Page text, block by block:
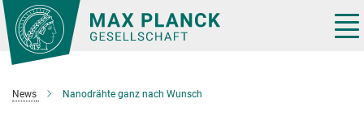
Hauptinhalt
News Nanodrähte ganz nach Wunsch